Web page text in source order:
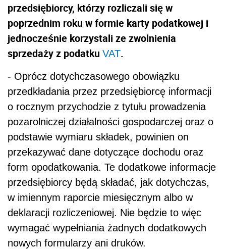
przedsiębiorcy, którzy rozliczali się w
poprzednim roku w formie karty podatkowej i
jednocześnie korzystali ze zwolnienia
sprzedaży z podatku VAT.
- Oprócz dotychczasowego obowiązku
przedkładania przez przedsiębiorcę informacji
o rocznym przychodzie z tytułu prowadzenia
pozarolniczej działalności gospodarczej oraz o
podstawie wymiaru składek, powinien on
przekazywać dane dotyczące dochodu oraz
form opodatkowania. Te dodatkowe informacje
przedsiębiorcy będą składać, jak dotychczas,
w imiennym raporcie miesięcznym albo w
deklaracji rozliczeniowej. Nie będzie to więc
wymagać wypełniania żadnych dodatkowych
nowych formularzy ani druków.